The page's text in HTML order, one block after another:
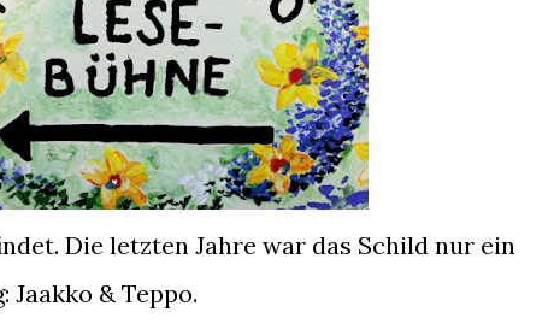
Die letzten Jahre war das Schild nur ein
& Teppo.